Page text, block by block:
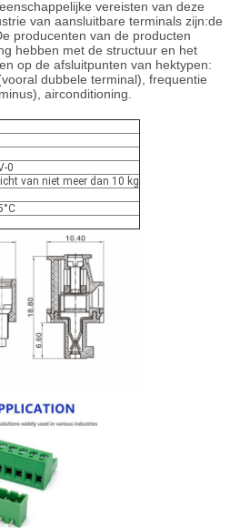
vereisten van deze
van aansluitbare terminals zijn:de
producenten van de producten
hebben met de structuur en het
op de afsluitpunten van hektypen:
dubbele terminal), frequentie
airconditioning.
0
van niet meer dan 10 kg